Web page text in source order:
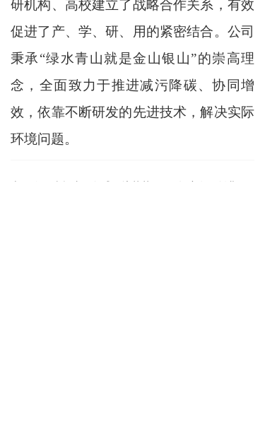
研机构、高校建立了战略合作关系，有效
促进了产、学、研、用的紧密结合。公司
秉承“绿水青山就是金山银山”的崇高理
念，全面致力于推进减污降碳、协同增
效，依靠不断研发的先进技术，解决实际
环境问题。
上一篇 :
喜报丨绿尔盛环境荣获“2023年度发明创业奖创新奖一等奖”